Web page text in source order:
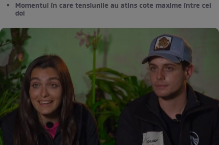
Momentul în care tensiunile au atins cote maxime între cei
doi